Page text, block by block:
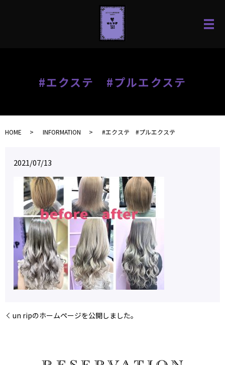
#エクステ #プルエクステ
HOME INFORMATION #エクステ #プルエクステ
2021/07/13
un ripのホームページを公開しました。